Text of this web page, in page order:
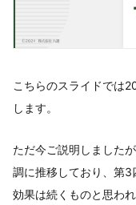
こちらのスライドでは
します。
ただ今ご説明しました
調に推移しており、第3
効果は続くものと思われ